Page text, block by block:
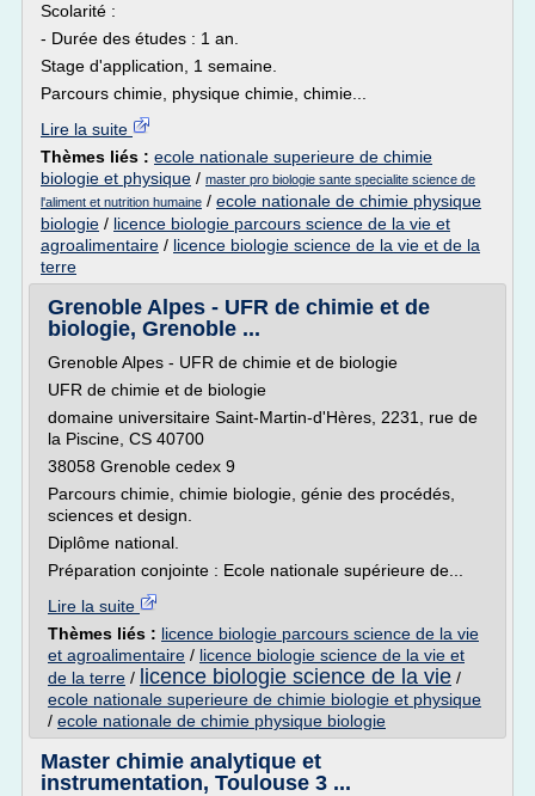
Scolarité :
- Durée des études : 1 an.
Stage d'application, 1 semaine.
Parcours chimie, physique chimie, chimie...
Lire la suite
Thèmes liés : ecole nationale superieure de chimie
biologie et physique / master pro biologie sante specialite science de
l'aliment et nutrition humaine / ecole nationale de chimie physique
biologie / licence biologie parcours science de la vie et
agroalimentaire / licence biologie science de la vie et de la
terre
Grenoble Alpes - UFR de chimie et de
biologie, Grenoble ...
Grenoble Alpes - UFR de chimie et de biologie
UFR de chimie et de biologie
domaine universitaire Saint-Martin-d'Hères, 2231, rue de
la Piscine, CS 40700
38058 Grenoble cedex 9
Parcours chimie, chimie biologie, génie des procédés,
sciences et design.
Diplôme national.
Préparation conjointe : Ecole nationale supérieure de...
Lire la suite
Thèmes liés : licence biologie parcours science de la vie
et agroalimentaire / licence biologie science de la vie et
de la terre / licence biologie science de la vie /
ecole nationale superieure de chimie biologie et physique
/ ecole nationale de chimie physique biologie
Master chimie analytique et
instrumentation, Toulouse 3 ...